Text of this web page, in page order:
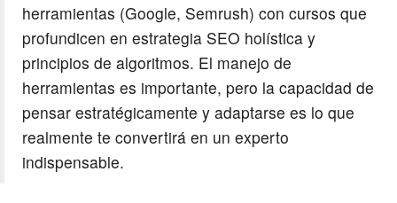
herramientas (Google, Semrush) con cursos que
profundicen en estrategia SEO holística y
principios de algoritmos. El manejo de
herramientas es importante, pero la capacidad de
pensar estratégicamente y adaptarse es lo que
realmente te convertirá en un experto
indispensable.